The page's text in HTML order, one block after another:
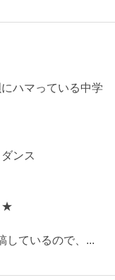
ハマっている中学
ンス
★
しているので、...